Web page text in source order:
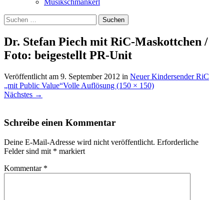
Suchen
nach:
Dr. Stefan Piech mit RiC-Maskottchen /
Foto: beigestellt PR-Unit
Veröffentlicht am 9. September 2012 in Neuer Kindersender RiC
„mit Public Value“Volle Auflösung (150 × 150)
Nächstes →
Schreibe einen Kommentar
Deine E-Mail-Adresse wird nicht veröffentlicht. Erforderliche
Felder sind mit * markiert
Kommentar *